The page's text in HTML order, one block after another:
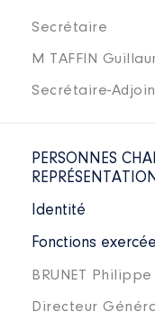
Secrétaire
M TAFFIN
Secrétaire-
PERSONNES
Identité
Fonctions
BRUNET Philippe
Directeur